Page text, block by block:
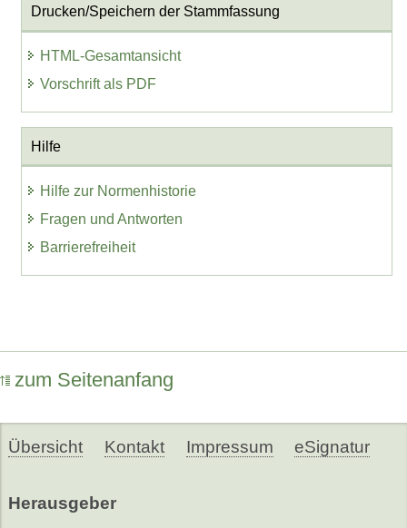
Drucken/Speichern der Stammfassung
HTML-Gesamtansicht
Vorschrift als PDF
Hilfe
Hilfe zur Normenhistorie
Fragen und Antworten
Barrierefreiheit
zum Seitenanfang
Übersicht Kontakt Impressum eSignatur
Herausgeber